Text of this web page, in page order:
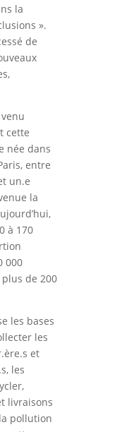
la
».
de
cette
née dans
entre
un.e
la
à 170
000
de 200
les bases
les
et
les
livraisons
pollution